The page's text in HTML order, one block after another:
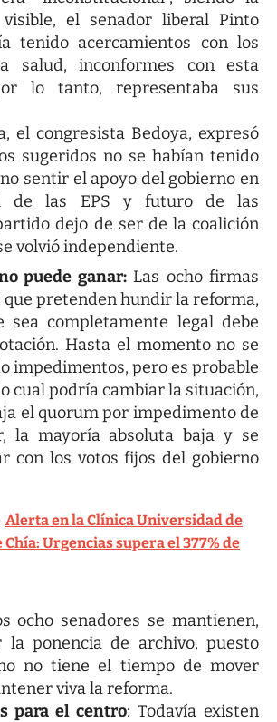
el senador liberal Pinto
tenido acercamientos con los
salud, inconformes con esta
lo tanto, representaba sus
el congresista Bedoya, expresó
sugeridos no se habían tenido
sentir el apoyo del gobierno en
de las EPS y futuro de las
dejo de ser de la coalición
volvió independiente.
puede ganar:Las ocho firmas
que pretenden hundir la reforma,
sea completamente legal debe
Hasta el momento no se
impedimentos, pero es probable
cual podría cambiar la situación,
el quorum por impedimento de
la mayoría absoluta baja y se
con los votos fijos del gobierno
Alerta en la Clínica Universidad de
Chía: Urgencias supera el 377% de
ocho senadores se mantienen,
la ponencia de archivo, puesto
no tiene el tiempo de mover
viva la reforma.
para el centro: Todavía existen